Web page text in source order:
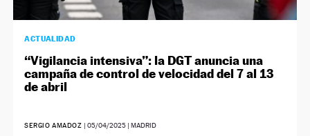
ACTUALIDAD
“Vigilancia intensiva”: la DGT anuncia una
campaña de control de velocidad del 7 al 13
de abril
SERGIO AMADOZ | 05/04/2025| MADRID